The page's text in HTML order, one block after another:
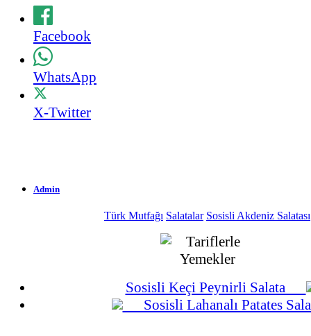
Facebook
WhatsApp
X-Twitter
Admin
Türk Mutfağı Salatalar Sosisli Akdeniz Salatası
Sosisli Keçi Peynirli Salata
Sosisli Lahanalı Patates